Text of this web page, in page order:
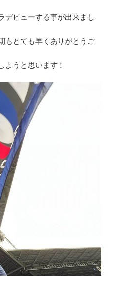
デビューする事が出来まし
もとても早くありがとうご
ようと思います！